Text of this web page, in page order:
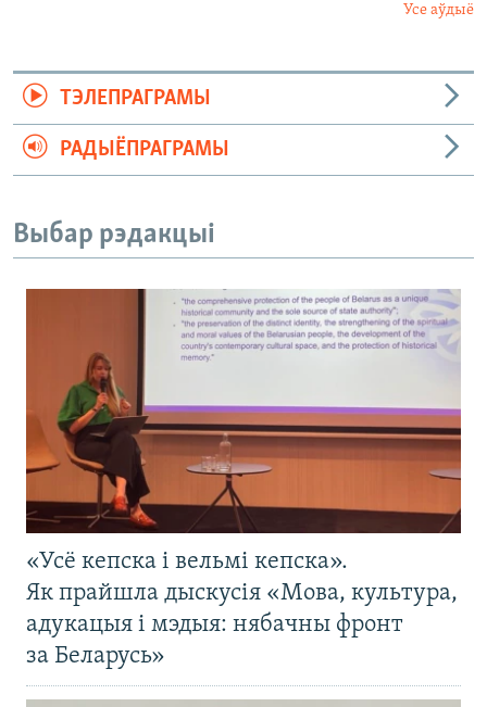
Усе аўдыё
ТЭЛЕПРАГРАМЫ
РАДЫЁПРАГРАМЫ
Выбар рэдакцыі
«Усё кепска і вельмі кепска».
Як прайшла дыскусія «Мова, культура,
адукацыя і мэдыя: нябачны фронт
за Беларусь»